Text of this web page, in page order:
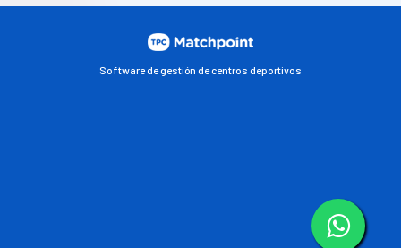
Software de gestión de centros deportivos
combinarla con otra información que les haya proporcionado
o que hayan recopilado a partir del uso que haya hecho de sus